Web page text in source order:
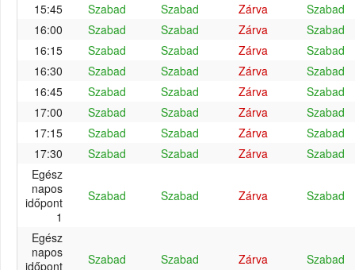
15:45
Szabad Szabad Zárva
Szabad
16:00
Szabad Szabad Zárva
Szabad
16:15
Szabad Szabad Zárva
Szabad
16:30
Szabad Szabad Zárva
Szabad
16:45
Szabad Szabad Zárva
Szabad
17:00
Szabad Szabad Zárva
Szabad
17:15
Szabad Szabad Zárva
Szabad
17:30
Szabad Szabad Zárva
Szabad
Egész
napos
időpont
1
Szabad Szabad Zárva Szabad
Egész
napos
időpont
Szabad Szabad Zárva Szabad